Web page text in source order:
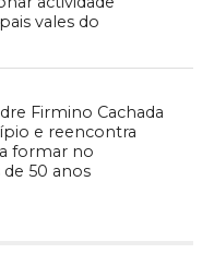
vales do
Firmino Cachada
e reencontra
formar no
50 anos